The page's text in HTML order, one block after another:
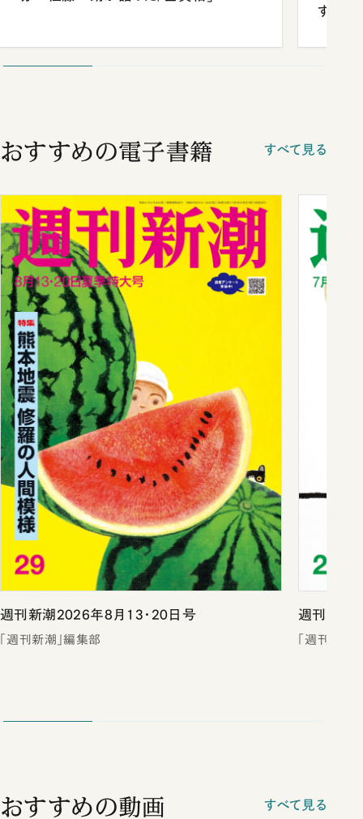
する“
おすすめの電子書籍 すべて見る
週刊新潮2026年8月13・20日号
「週刊新潮」編集部
週刊新潮
「週刊新潮
おすすめの動画 すべて見る